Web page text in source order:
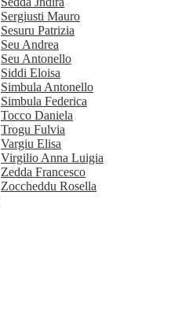
Sergiusti Mauro
Sesuru Patrizia
Seu Andrea
Seu Antonello
Siddi Eloisa
Simbula Antonello
Simbula Federica
Tocco Daniela
Trogu Fulvia
Vargiu Elisa
Virgilio Anna Luigia
Zedda Francesco
Zoccheddu Rosella